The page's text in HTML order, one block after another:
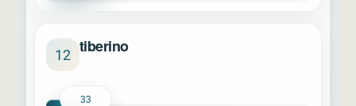
12 tiberino
33